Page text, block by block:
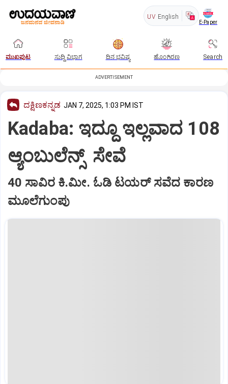
UV English
E-Paper
ಮುಖಪುಟ ಸುದ್ದಿ ವಿಭಾಗ ದಿನ ಭವಿಷ್ಯ ಹೊಂಗಿರಣ Search
ADVERTISEMENT
ದಕ್ಷಿಣಕನ್ನಡ JAN 7, 2025, 1:03 PM IST
Kadaba: ಇದ್ದೂ ಇಲ್ಲವಾದ 108
ಆ್ಯಂಬುಲೆನ್ಸ್‌ ಸೇವೆ
40 ಸಾವಿರ ಕಿ.ಮೀ. ಓಡಿ ಟಯರ್‌ ಸವೆದ ಕಾರಣ
ಮೂಲೆಗುಂಪು